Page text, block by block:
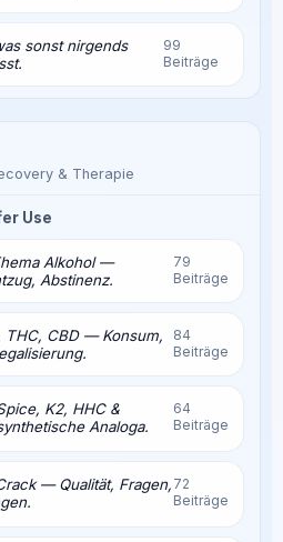
sonst nirgends
99
Beiträge
& Therapie
Use
Alkohol —
Abstinenz.
79
Beiträge
THC, CBD — Konsum,
84
Beiträge
K2, HHC &
Analoga.
64
Beiträge
— Qualität, Fragen,72
Beiträge